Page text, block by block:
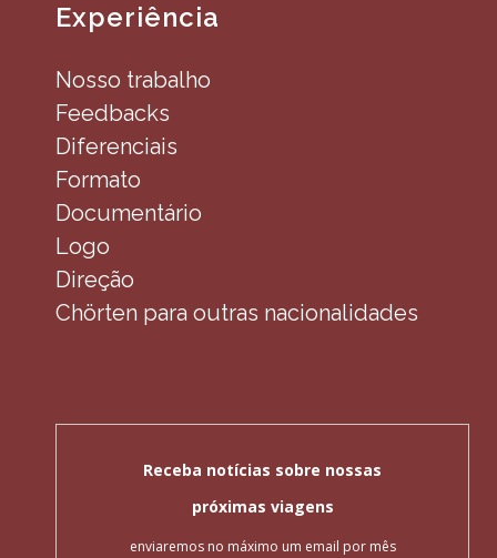
Experiência
Nosso trabalho
Feedbacks
Diferenciais
Formato
Documentário
Logo
Direção
Chörten para outras nacionalidades